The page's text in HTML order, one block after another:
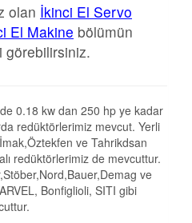
olan İkinci El Servo
El Makine bölümün
görebilirsiniz.
0.18 kw dan 250 hp ye kadar
redüktörlerimiz mevcut. Yerli
ve Tahrikdsan
redüktörlerimiz de mevcuttur.
ve
Bonfiglioli, SITI gibi